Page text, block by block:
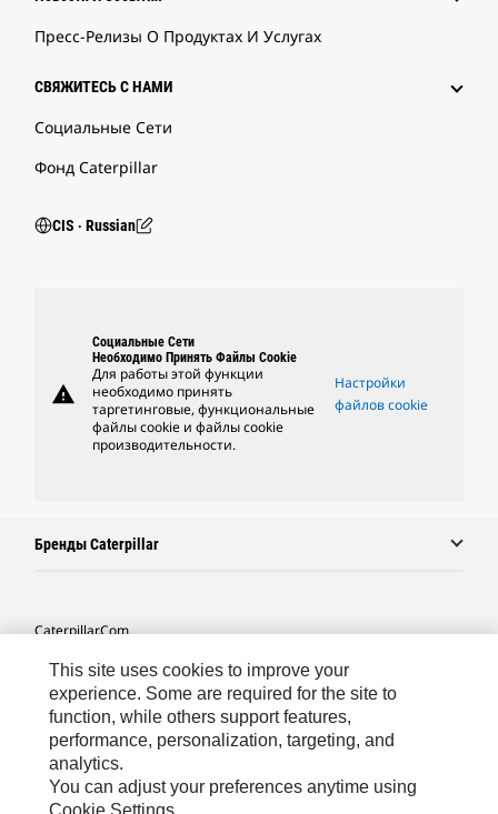
Пресс-Релизы О Продуктах И Услугах
СВЯЖИТЕСЬ С НАМИ
Социальные Сети
Фонд Caterpillar
CIS ‧ Russian
warning
Социальные Сети
Необходимо Принять Файлы Cookie
Для работы этой функции
необходимо принять
таргетинговые, функциональные
файлы cookie и файлы cookie
производительности.
Настройки
файлов cookie
Бренды Caterpillar
Caterpillar.com
Связаться С Caterpillar
Карта Сайта
Cookie Settings
Юридическая Информация
This site uses cookies to improve your
experience. Some are required for the site to
function, while others support features,
performance, personalization, targeting, and
analytics.
You can adjust your preferences anytime using
Cookie Settings.